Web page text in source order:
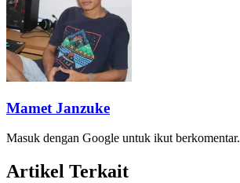
Mamet Janzuke
Masuk dengan Google untuk ikut berkomentar.
Artikel Terkait